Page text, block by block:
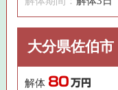
大分県佐伯市
解体 80 万円